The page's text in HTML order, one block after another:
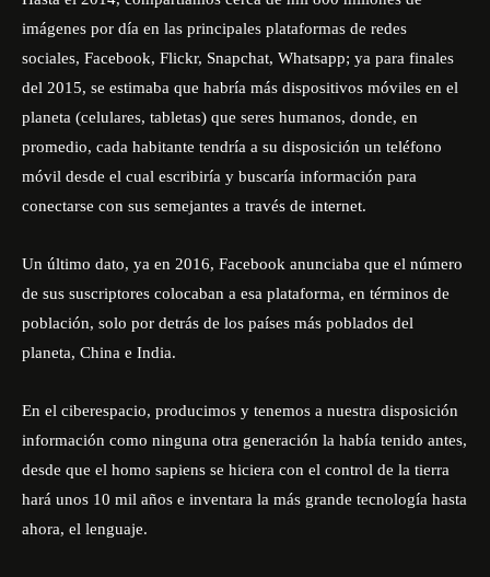
imágenes por día en las principales plataformas de redes
sociales, Facebook, Flickr, Snapchat, Whatsapp; ya para finales
del 2015, se estimaba que habría más dispositivos móviles en el
planeta (celulares, tabletas) que seres humanos, donde, en
promedio, cada habitante tendría a su disposición un teléfono
móvil desde el cual escribiría y buscaría información para
conectarse con sus semejantes a través de internet.
Un último dato, ya en 2016, Facebook anunciaba que el número
de sus suscriptores colocaban a esa plataforma, en términos de
población, solo por detrás de los países más poblados del
planeta, China e India.
En el ciberespacio, producimos y tenemos a nuestra disposición
información como ninguna otra generación la había tenido antes,
desde que el homo sapiens se hiciera con el control de la tierra
hará unos 10 mil años e inventara la más grande tecnología hasta
ahora, el lenguaje.